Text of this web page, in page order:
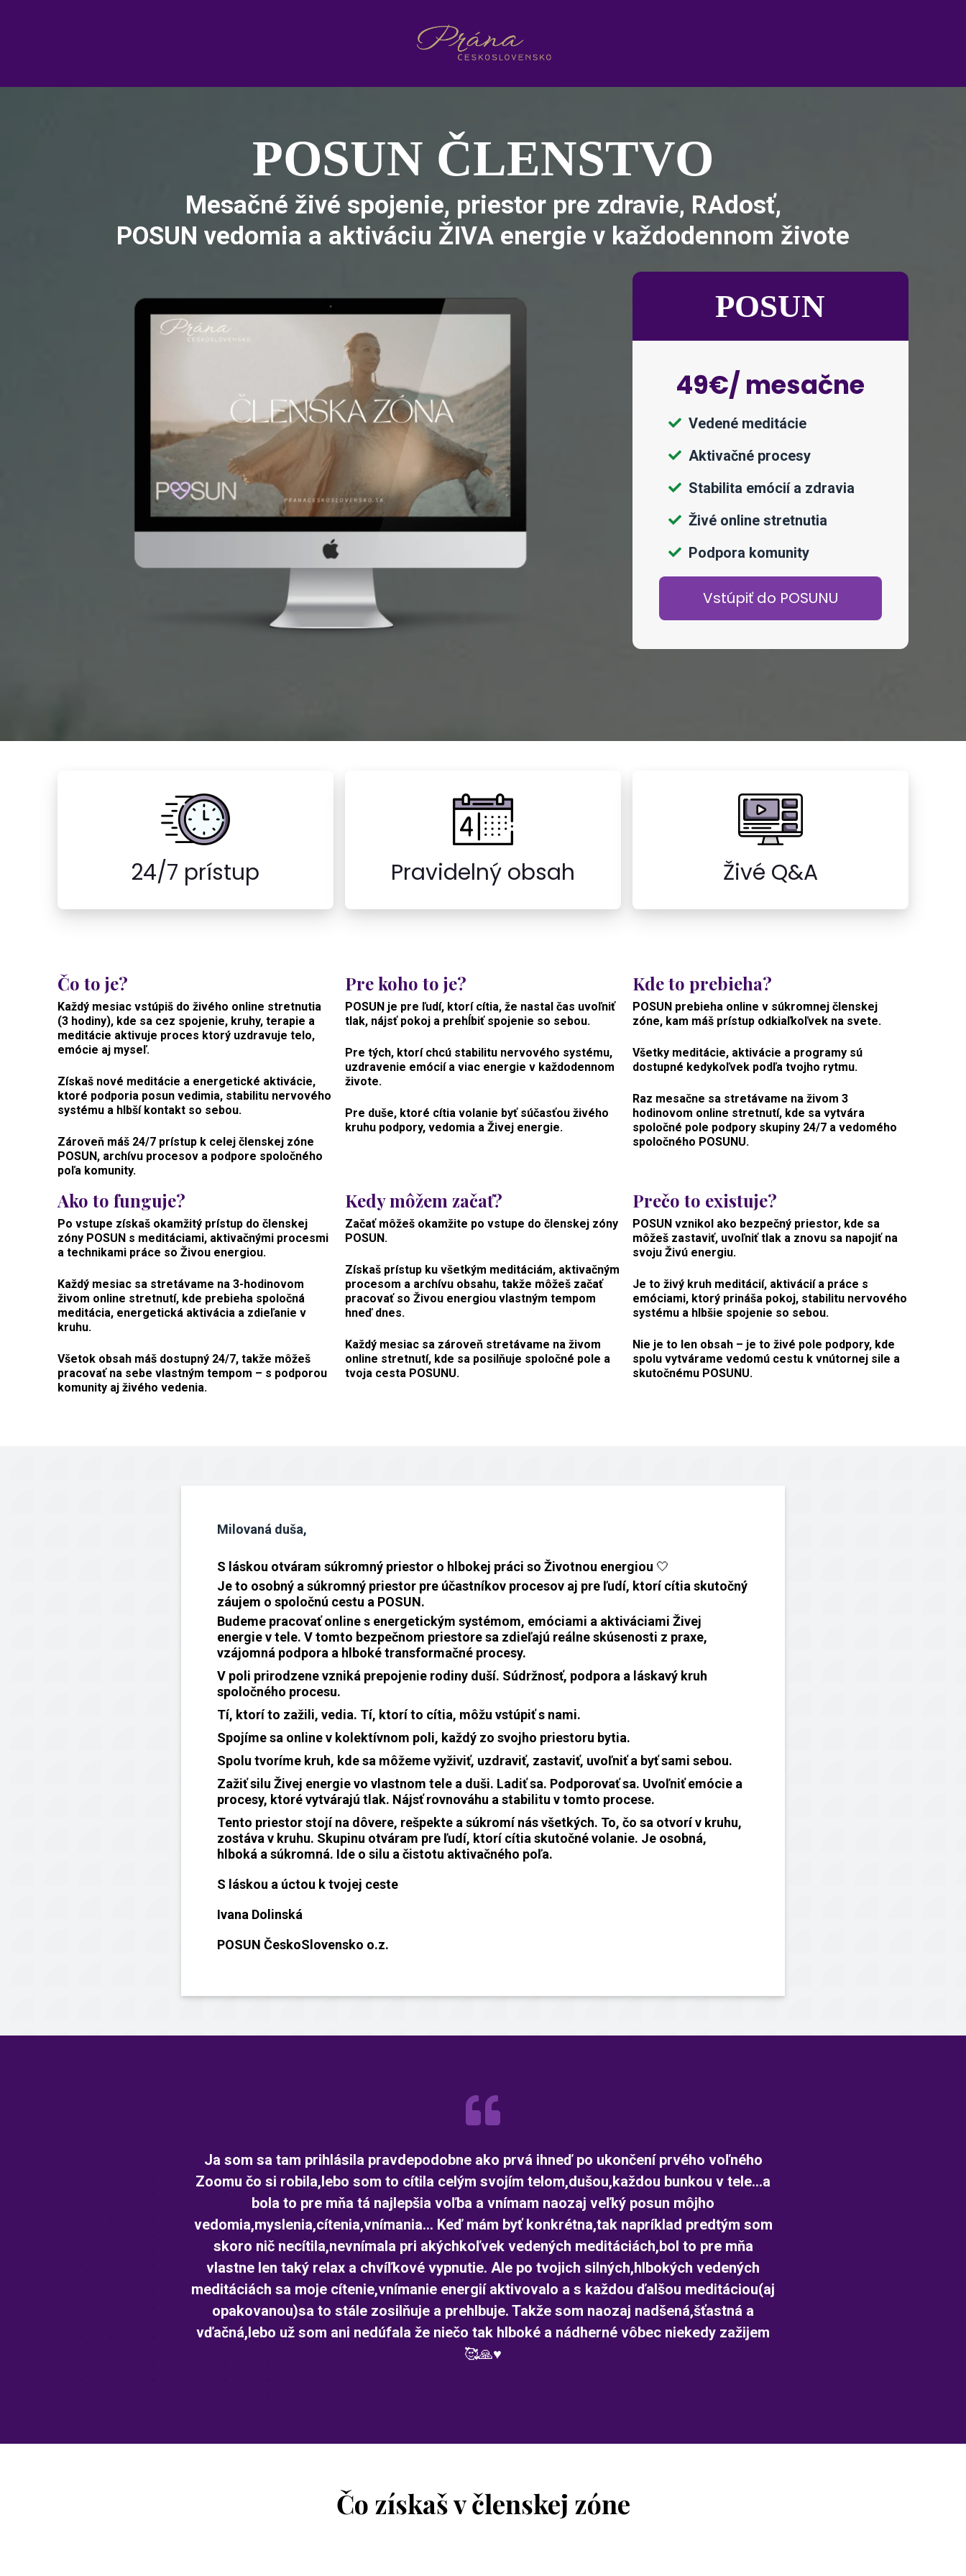
POSUN ČLENSTVO
Mesačné živé spojenie, priestor pre zdravie, RAdosť,
POSUN vedomia a aktiváciu ŽIVA energie v každodennom živote
POSUN
49€/ mesačne
Vedené meditácie
Aktivačné procesy
Stabilita emócií a zdravia
Živé online stretnutia
Podpora komunity
Vstúpiť do POSUNU
24/7 prístup Pravidelný obsah Živé Q&A
Čo to je?
Každý mesiac vstúpiš do živého online stretnutia
(3 hodiny), kde sa cez spojenie, kruhy, terapie a
meditácie aktivuje proces ktorý uzdravuje telo,
emócie aj myseľ.
Získaš nové meditácie a energetické aktivácie,
ktoré podporia posun vedimia, stabilitu nervového
systému a hlbší kontakt so sebou.
Zároveň máš 24/7 prístup k celej členskej zóne
POSUN, archívu procesov a podpore spoločného
poľa komunity.
Pre koho to je?
POSUN je pre ľudí, ktorí cítia, že nastal čas uvoľniť
tlak, nájsť pokoj a prehĺbiť spojenie so sebou.
Pre tých, ktorí chcú stabilitu nervového systému,
uzdravenie emócií a viac energie v každodennom
živote.
Pre duše, ktoré cítia volanie byť súčasťou živého
kruhu podpory, vedomia a Živej energie.
Kde to prebieha?
POSUN prebieha online v súkromnej členskej
zóne, kam máš prístup odkiaľkoľvek na svete.
Všetky meditácie, aktivácie a programy sú
dostupné kedykoľvek podľa tvojho rytmu.
Raz mesačne sa stretávame na živom 3
hodinovom online stretnutí, kde sa vytvára
spoločné pole podpory skupiny 24/7 a vedomého
spoločného POSUNU.
Ako to funguje?
Po vstupe získaš okamžitý prístup do členskej
zóny POSUN s meditáciami, aktivačnými procesmi
a technikami práce so Živou energiou.
Každý mesiac sa stretávame na 3-hodinovom
živom online stretnutí, kde prebieha spoločná
meditácia, energetická aktivácia a zdieľanie v
kruhu.
Všetok obsah máš dostupný 24/7, takže môžeš
pracovať na sebe vlastným tempom – s podporou
komunity aj živého vedenia.
Kedy môžem začať?
Začať môžeš okamžite po vstupe do členskej zóny
POSUN.
Získaš prístup ku všetkým meditáciám, aktivačným
procesom a archívu obsahu, takže môžeš začať
pracovať so Živou energiou vlastným tempom
hneď dnes.
Každý mesiac sa zároveň stretávame na živom
online stretnutí, kde sa posilňuje spoločné pole a
tvoja cesta POSUNU.
Prečo to existuje?
POSUN vznikol ako bezpečný priestor, kde sa
môžeš zastaviť, uvoľniť tlak a znovu sa napojiť na
svoju Živú energiu.
Je to živý kruh meditácií, aktivácií a práce s
emóciami, ktorý prináša pokoj, stabilitu nervového
systému a hlbšie spojenie so sebou.
Nie je to len obsah – je to živé pole podpory, kde
spolu vytvárame vedomú cestu k vnútornej sile a
skutočnému POSUNU.
Milovaná duša,
S láskou otváram súkromný priestor o hlbokej práci so Životnou energiou 🤍
Je to osobný a súkromný priestor pre účastníkov procesov aj pre ľudí, ktorí cítia skutočný
záujem o spoločnú cestu a POSUN.
Budeme pracovať online s energetickým systémom, emóciami a aktiváciami Živej
energie v tele. V tomto bezpečnom priestore sa zdieľajú reálne skúsenosti z praxe,
vzájomná podpora a hlboké transformačné procesy.
V poli prirodzene vzniká prepojenie rodiny duší. Súdržnosť, podpora a láskavý kruh
spoločného procesu.
Tí, ktorí to zažili, vedia. Tí, ktorí to cítia, môžu vstúpiť s nami.
Spojíme sa online v kolektívnom poli, každý zo svojho priestoru bytia.
Spolu tvoríme kruh, kde sa môžeme vyživiť, uzdraviť, zastaviť, uvoľniť a byť sami sebou.
Zažiť silu Živej energie vo vlastnom tele a duši. Ladiť sa. Podporovať sa. Uvoľniť emócie a
procesy, ktoré vytvárajú tlak. Nájsť rovnováhu a stabilitu v tomto procese.
Tento priestor stojí na dôvere, rešpekte a súkromí nás všetkých. To, čo sa otvorí v kruhu,
zostáva v kruhu. Skupinu otváram pre ľudí, ktorí cítia skutočné volanie. Je osobná,
hlboká a súkromná. Ide o silu a čistotu aktivačného poľa.
S láskou a úctou k tvojej ceste
Ivana Dolinská
POSUN ČeskoSlovensko o.z.
Ja som sa tam prihlásila pravdepodobne ako prvá ihneď po ukončení prvého voľného
Zoomu čo si robila,lebo som to cítila celým svojím telom,dušou,každou bunkou v tele...a
bola to pre mňa tá najlepšia voľba a vnímam naozaj veľký posun môjho
vedomia,myslenia,cítenia,vnímania... Keď mám byť konkrétna,tak napríklad predtým som
skoro nič necítila,nevnímala pri akýchkoľvek vedených meditáciách,bol to pre mňa
vlastne len taký relax a chvíľkové vypnutie. Ale po tvojich silných,hlbokých vedených
meditáciách sa moje cítenie,vnímanie energií aktivovalo a s každou ďalšou meditáciou(aj
opakovanou)sa to stále zosilňuje a prehlbuje. Takže som naozaj nadšená,šťastná a
vďačná,lebo už som ani nedúfala že niečo tak hlboké a nádherné vôbec niekedy zažijem
🥰🙏♥️
Čo získaš v členskej zóne